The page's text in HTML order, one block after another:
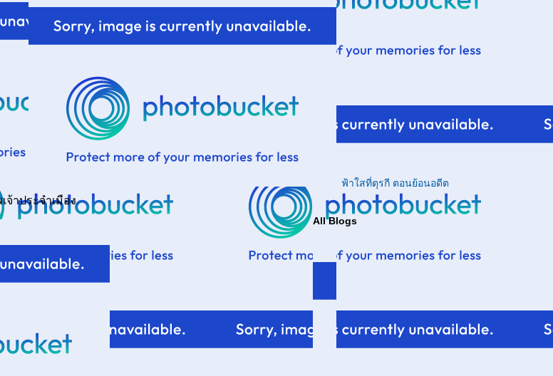
จ้าประจำเมือง
ฟ้าใสที่ตุรกี ตอนย้อนอดีต
All Blogs